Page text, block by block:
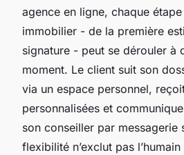
agence en ligne, chaque
immobilier - de la première
signature - peut se dérouler à
moment. Le client suit son
via un espace personnel,
personnalisées et
son conseiller par messagerie
flexibilité n’exclut pas